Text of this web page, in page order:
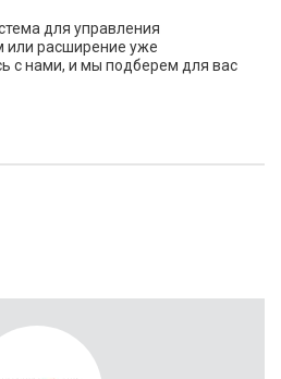
для управления
или расширение уже
с нами, и мы подберем для вас